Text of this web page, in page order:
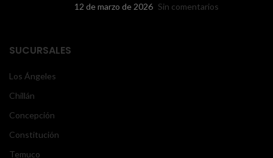
12 de marzo de 2026 Sin comentarios
SUCURSALES
Los Ángeles
Chillán
Concepción
Constitución
Temuco